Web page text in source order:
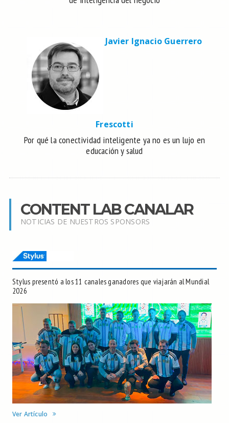
Javier Ignacio Guerrero
Frescotti
Por qué la conectividad inteligente ya no es un lujo en
educación y salud
CONTENT LAB CANALAR
NOTICIAS DE NUESTROS SPONSORS
Stylus presentó a los 11 canales ganadores que viajarán al Mundial
2026
Ver Artículo